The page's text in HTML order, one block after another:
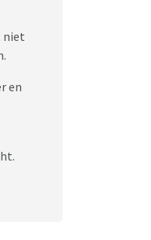
niet
en